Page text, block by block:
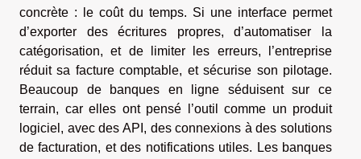
concrète : le coût du temps. Si une interface permet
d’exporter des écritures propres, d’automatiser la
catégorisation, et de limiter les erreurs, l’entreprise
réduit sa facture comptable, et sécurise son pilotage.
Beaucoup de banques en ligne séduisent sur ce
terrain, car elles ont pensé l’outil comme un produit
logiciel, avec des API, des connexions à des solutions
de facturation, et des notifications utiles. Les banques